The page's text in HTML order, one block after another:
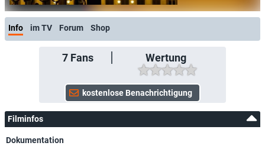
Info im TV Forum Shop
7Fans Wertung
Filminfos
Dokumentation